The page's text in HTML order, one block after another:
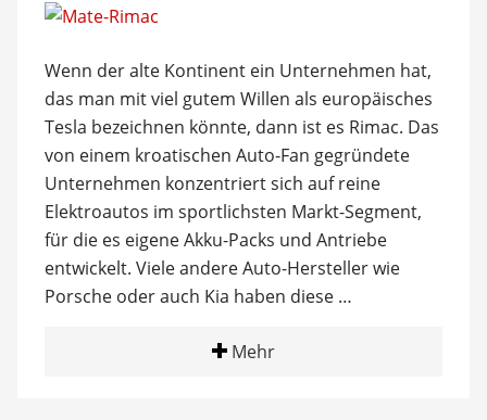
Wenn der alte Kontinent ein Unternehmen hat,
das man mit viel gutem Willen als europäisches
Tesla bezeichnen könnte, dann ist es Rimac. Das
von einem kroatischen Auto-Fan gegründete
Unternehmen konzentriert sich auf reine
Elektroautos im sportlichsten Markt-Segment,
für die es eigene Akku-Packs und Antriebe
entwickelt. Viele andere Auto-Hersteller wie
Porsche oder auch Kia haben diese …
Mehr